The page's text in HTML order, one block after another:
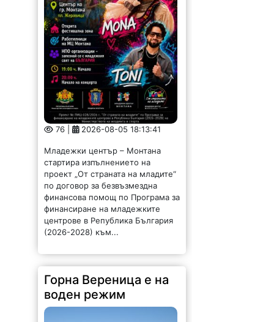
76 | 2026-08-05 18:13:41
Младежки център – Монтана
стартира изпълнението на
проект „От страната на младите“
по договор за безвъзмездна
финансова помощ по Програма за
финансиране на младежките
центрове в Република България
(2026-2028) към...
Горна Вереница е на
воден режим